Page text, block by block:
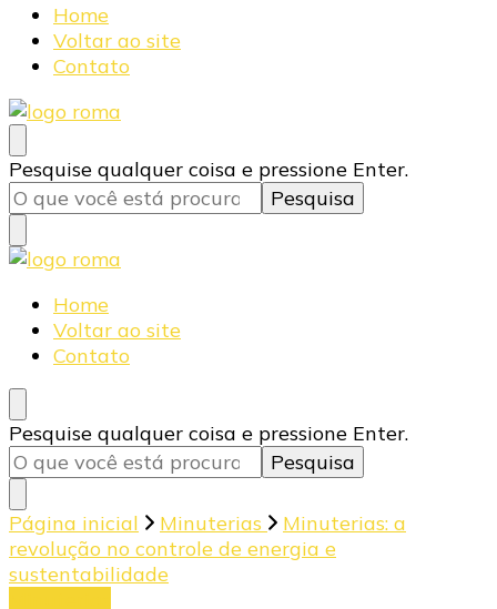
Home
Voltar ao site
Contato
Blog Roma Eletrônica
Líder em Desenvolvimento de Produtos Eletrônicos
Procurando
algo?
Pesquise qualquer coisa e pressione Enter.
Blog Roma Eletrônica
Líder em Desenvolvimento de Produtos Eletrônicos
Home
Voltar ao site
Contato
Procurando
algo?
Pesquise qualquer coisa e pressione Enter.
Página inicial Minuterias
Minuterias: a
revolução no controle de energia e
sustentabilidade